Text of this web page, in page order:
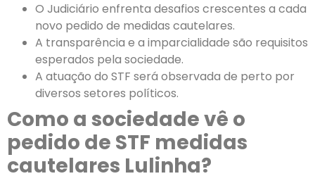
O Judiciário enfrenta desafios crescentes a cada
novo pedido de medidas cautelares.
A transparência e a imparcialidade são requisitos
esperados pela sociedade.
A atuação do STF será observada de perto por
diversos setores políticos.
Como a sociedade vê o
pedido de STF medidas
cautelares Lulinha?